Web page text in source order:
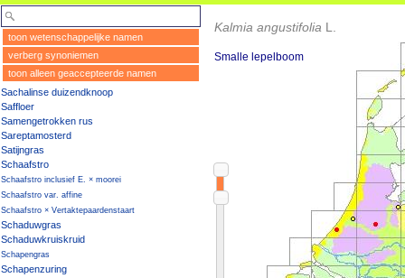
toon wetenschappelijke namen
verberg synoniemen
toon alleen geaccepteerde namen
Sachalinse duizendknoop
Saffloer
Samengetrokken rus
Sareptamosterd
Satijngras
Schaafstro
Schaafstro inclusief E. × moorei
Schaafstro var. affine
Schaafstro × Vertaktepaardenstaart
Schaduwgras
Schaduwkruiskruid
Schapengras
Schapenzuring
Kalmia angustifolia L.
Smalle lepelboom